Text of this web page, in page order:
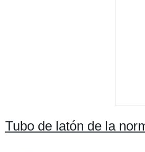
Tubo de latón de la